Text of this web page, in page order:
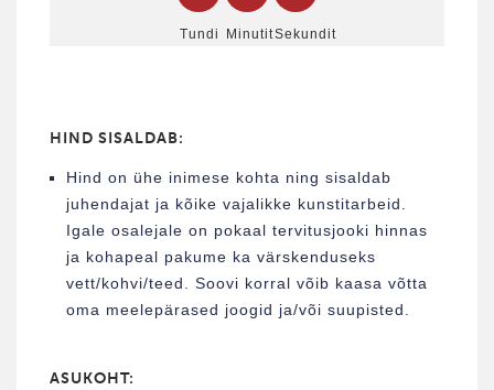
Tundi MinutitSekundit
HIND SISALDAB:
Hind on ühe inimese kohta ning sisaldab
juhendajat ja kõike vajalikke kunstitarbeid.
Igale osalejale on pokaal tervitusjooki hinnas
ja kohapeal pakume ka värskenduseks
vett/kohvi/teed. Soovi korral võib kaasa võtta
oma meelepärased joogid ja/või suupisted.
ASUKOHT: